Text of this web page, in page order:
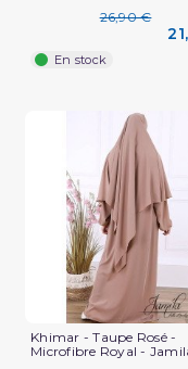
26,90 €
En stock
Khimar - Taupe Rosé -
Microfibre Royal -